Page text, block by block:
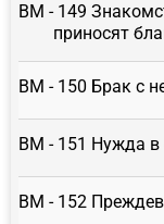
ВМ - 149
приносят
ВМ - 150 Брак с
ВМ - 151 Нужда в
ВМ - 152